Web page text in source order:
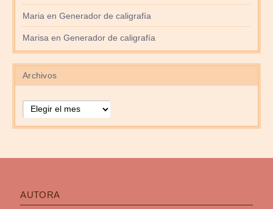
Maria en Generador de caligrafía
Marisa en Generador de caligrafía
Archivos
AUTORA